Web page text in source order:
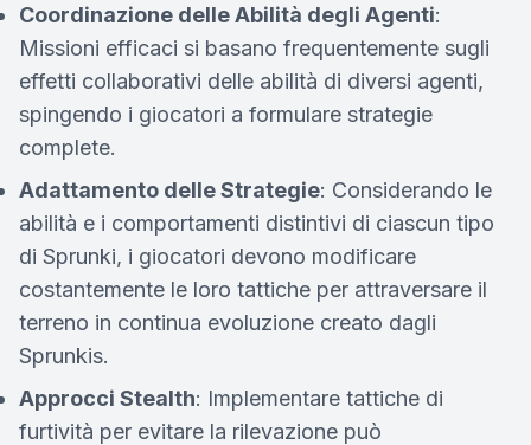
Coordinazione delle Abilità degli Agenti:
Missioni efficaci si basano frequentemente sugli
effetti collaborativi delle abilità di diversi agenti,
spingendo i giocatori a formulare strategie
complete.
Adattamento delle Strategie: Considerando le
abilità e i comportamenti distintivi di ciascun tipo
di Sprunki, i giocatori devono modificare
costantemente le loro tattiche per attraversare il
terreno in continua evoluzione creato dagli
Sprunkis.
Approcci Stealth: Implementare tattiche di
furtività per evitare la rilevazione può